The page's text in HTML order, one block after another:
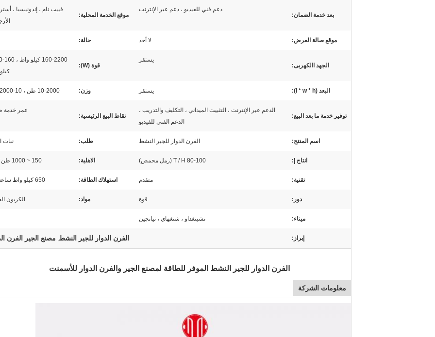
بعد خدمة الضمان:
دعم فني للفيديو ، دعم عبر الإنترنت
موقع الخدمة المحلية:
فييت نام ، إندونيسيا ،
موقع صالة العرض: لا أحد حالة:
الجهد االكهربى:
يستقر
قوة (W):
البعد (l * w * h): يستقر وزن: 10-2000 طن ، 10-2000 طن
توفير خدمة ما بعد البيع:
الدعم عبر الإنترنت ، التثبيت الميداني ، التكليف والتدريب ،
الدعم الفني للفيديو
نقاط البيع الرئيسية:
عمر خدمة
اسم المنتج: الفرن الدوار للجير النشط طلب: نبات
انتاج |: 80-100 T / H (رمل محمص) الاهلية: 150 ~ 1000 طن / يوم
تقنية: متقدم استهلاك الطاقة: 650 كيلو واط ساعة / T.
دور: قوة مواد: الكربون
ميناء: تشينغداو ، شنغهاي ، تيانجين
إبراز: الفرن الدوار للجير النشط, مصنع الجير الفرن
الفرن الدوار للجير النشط الموفر للطاقة لمصنع الجير والفرن الدوار للأسمنت
معلومات الشركة